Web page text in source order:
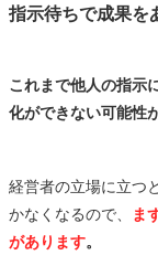
指示待ちで成果を
これまで他人の指示
化ができない可能性
経営者の立場に立つ
かなくなるので、
ま
があります。